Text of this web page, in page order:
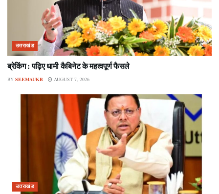
उत्तराखंड
ब्रेकिंग : पढ़िए धामी कैबिनेट के महत्वपूर्ण फैसले
BY SEEMAUKB AUGUST 7, 2026
उत्तराखंड